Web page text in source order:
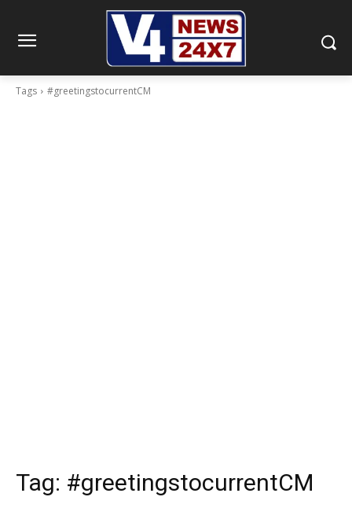
Tags #greetingstocurrentCM
Tag: #greetingstocurrentCM